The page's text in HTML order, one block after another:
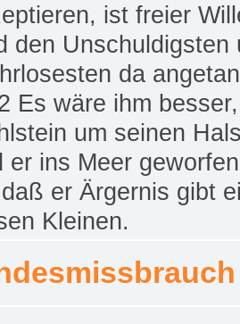
ist freier
den Unschuldigsten
da
Es wäre ihm
um seinen
er ins Meer
er Ärgernis gibt
Kleinen.